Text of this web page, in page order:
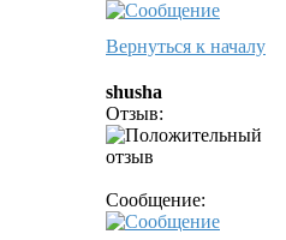
Вернуться к началу
shusha
Отзыв:
Сообщение: